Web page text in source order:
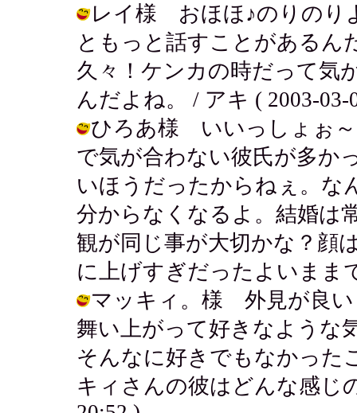
レイ様 おほほ♪のりのり
ともっと話すことがあるん
久々！ケンカの時だって気
んだよね。 / アキ ( 2003-03-
ひろあ様 いいっしょぉ～
で気が合わない彼氏が多か
いほうだったからねぇ。な
分からなくなるよ。結婚は
観が同じ事が大切かな？顔
に上げすぎだったよいまま
マッキィ。様 外見が良い
舞い上がって好きなような
そんなに好きでもなかった
キィさんの彼はどんな感じ